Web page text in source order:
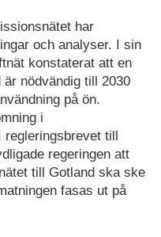
har
och analyser. I sin
konstaterat att en
nödvändig till 2030
på ön.
i
till
regeringen att
till Gotland ska ske
fasas ut på